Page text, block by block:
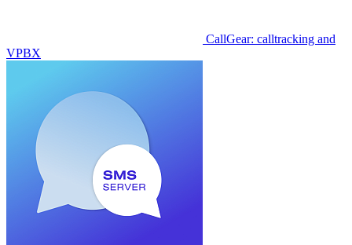
CallGear: calltracking and
VPBX